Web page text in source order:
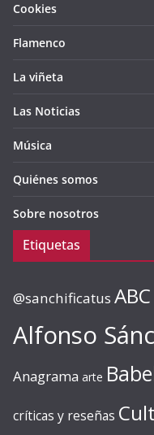
Cookies
Flamenco
La viñeta
Las Noticias
Música
Quiénes somos
Sobre nosotros
Etiquetas
@sanchificatus
Alfonso
Anagrama arte
críticas y reseñas